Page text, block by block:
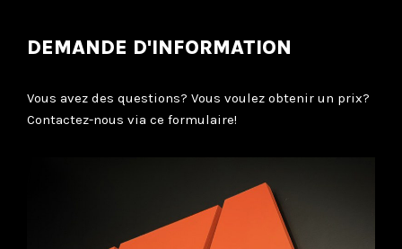
DEMANDE D'INFORMATION
Vous avez des questions? Vous voulez obtenir un prix?
Contactez-nous via ce formulaire!